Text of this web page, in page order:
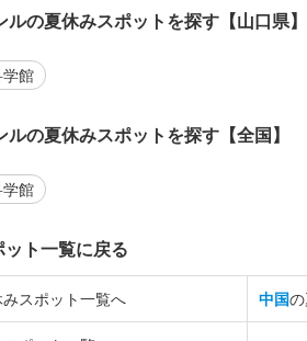
ルの夏休みスポットを探す【山口県】
館
ルの夏休みスポットを探す【全国】
館
ト一覧に戻る
スポット一覧へ 中国